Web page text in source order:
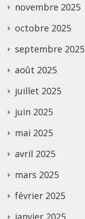
novembre 2025
octobre 2025
septembre 2025
août 2025
juillet 2025
juin 2025
mai 2025
avril 2025
mars 2025
février 2025
janvier 2025